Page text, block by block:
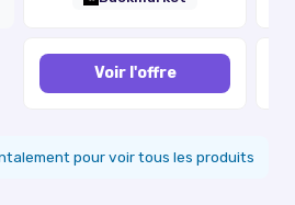
Voir l'offre
pour voir tous les produits